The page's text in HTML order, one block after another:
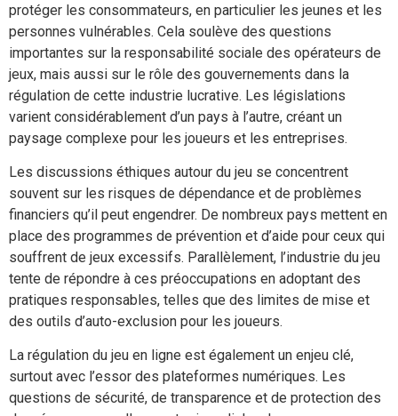
protéger les consommateurs, en particulier les jeunes et les
personnes vulnérables. Cela soulève des questions
importantes sur la responsabilité sociale des opérateurs de
jeux, mais aussi sur le rôle des gouvernements dans la
régulation de cette industrie lucrative. Les législations
varient considérablement d’un pays à l’autre, créant un
paysage complexe pour les joueurs et les entreprises.
Les discussions éthiques autour du jeu se concentrent
souvent sur les risques de dépendance et de problèmes
financiers qu’il peut engendrer. De nombreux pays mettent en
place des programmes de prévention et d’aide pour ceux qui
souffrent de jeux excessifs. Parallèlement, l’industrie du jeu
tente de répondre à ces préoccupations en adoptant des
pratiques responsables, telles que des limites de mise et
des outils d’auto-exclusion pour les joueurs.
La régulation du jeu en ligne est également un enjeu clé,
surtout avec l’essor des plateformes numériques. Les
questions de sécurité, de transparence et de protection des